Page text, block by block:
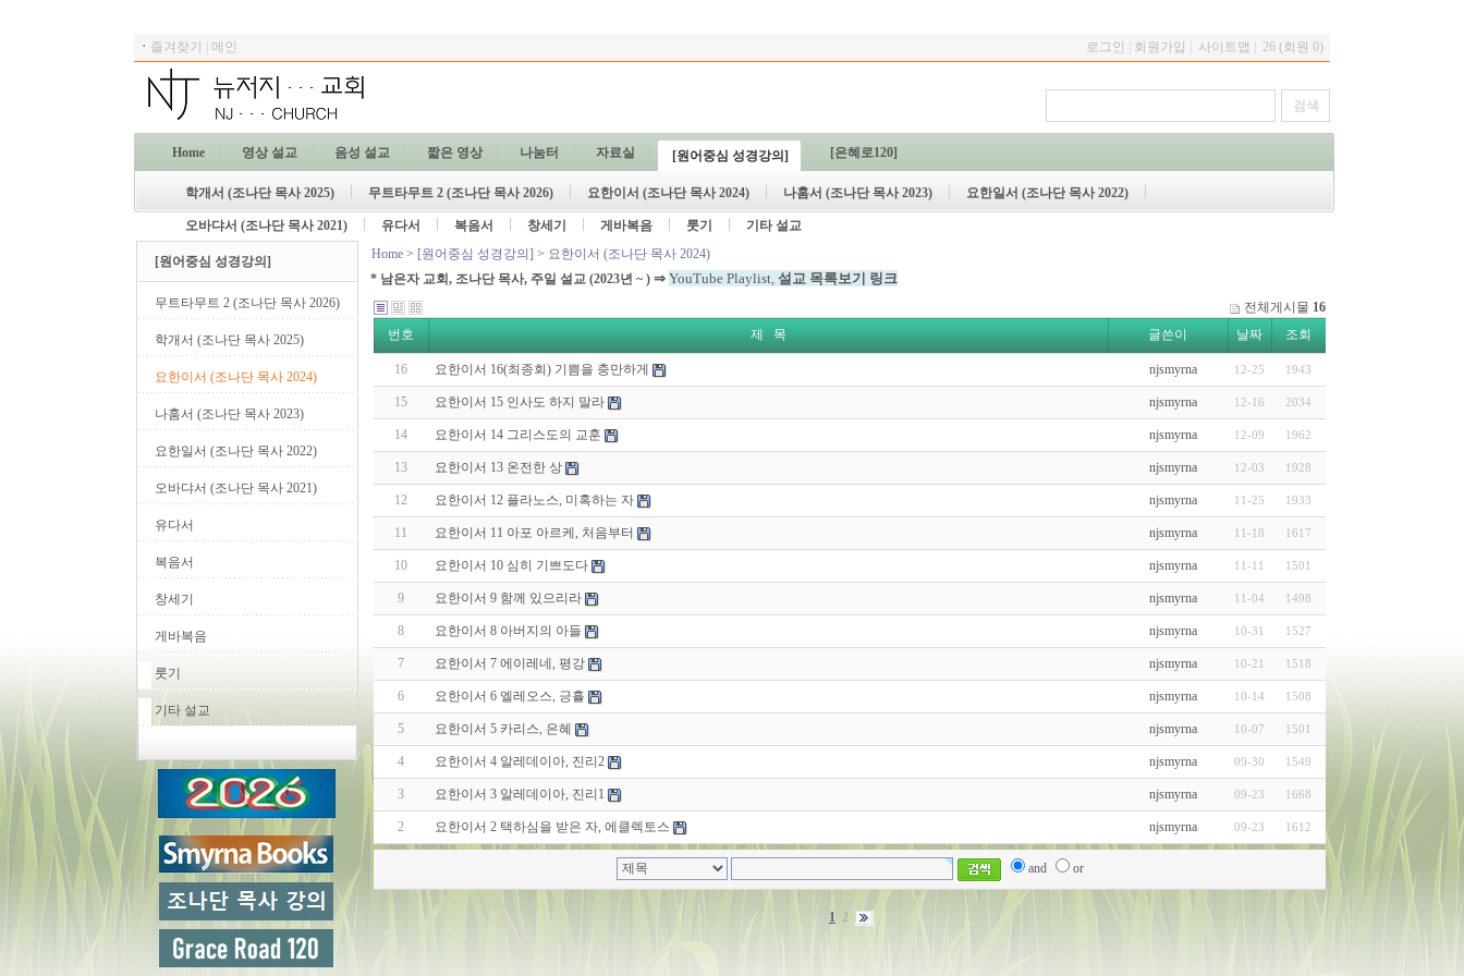
ㆍ 즐겨찾기 메인 로그인 회원가입 사이트맵 26 (회원 0)
Home 영상 설교 음성 설교 짧은 영상 나눔터 자료실 [원어중심 성경강의] [은혜로120]
학개서 (조나단 목사 2025) 무트타무트 2 (조나단 목사 2026) 요한이서 (조나단 목사 2024) 나훔서 (조나단 목사 2023) 요한일서 (조나단 목사 2022)
오바댜서 (조나단 목사 2021) 유다서 복음서 창세기 게바복음 룻기 기타 설교
[원어중심 성경강의]
무트타무트 2 (조나단 목사 2026)
학개서 (조나단 목사 2025)
요한이서 (조나단 목사 2024)
나훔서 (조나단 목사 2023)
요한일서 (조나단 목사 2022)
오바댜서 (조나단 목사 2021)
유다서
복음서
창세기
게바복음
룻기
기타 설교
Home > [원어중심 성경강의] > 요한이서 (조나단 목사 2024)
* 남은자 교회, 조나단 목사, 주일 설교 (2023년 ~ ) ⇒ YouTube Playlist, 설교 목록보기 링크
전체게시물 16
번호
제 목 글쓴이 날짜 조회
16 요한이서 16(최종회) 기쁨을 충만하게 njsmyrna 12-25 1943
15 요한이서 15 인사도 하지 말라 njsmyrna 12-16 2034
14 요한이서 14 그리스도의 교훈 njsmyrna 12-09 1962
13 요한이서 13 온전한 상 njsmyrna 12-03 1928
12 요한이서 12 플라노스, 미혹하는 자 njsmyrna 11-25 1933
11 요한이서 11 아포 아르케, 처음부터 njsmyrna 11-18 1617
10 요한이서 10 심히 기쁘도다 njsmyrna 11-11 1501
9 요한이서 9 함께 있으리라 njsmyrna 11-04 1498
8 요한이서 8 아버지의 아들 njsmyrna 10-31 1527
7 요한이서 7 에이레네, 평강 njsmyrna 10-21 1518
6 요한이서 6 엘레오스, 긍휼 njsmyrna 10-14 1508
5 요한이서 5 카리스, 은혜 njsmyrna 10-07 1501
4 요한이서 4 알레데이아, 진리2 njsmyrna 09-30 1549
3 요한이서 3 알레데이아, 진리1 njsmyrna 09-23 1668
2 요한이서 2 택하심을 받은 자, 에클렉토스 njsmyrna 09-23 1612
and or
1 2